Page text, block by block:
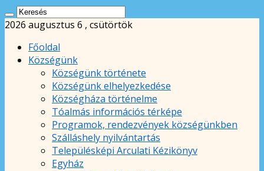
2026 augusztus 6 , csütörtök
Főoldal
Községünk
Községünk története
Községünk elhelyezkedése
Községháza történelme
Tóalmás információs térképe
Programok, rendezvények községünkben
Szálláshely nyilvántartás
Településképi Arculati Kézikönyv
Egyház